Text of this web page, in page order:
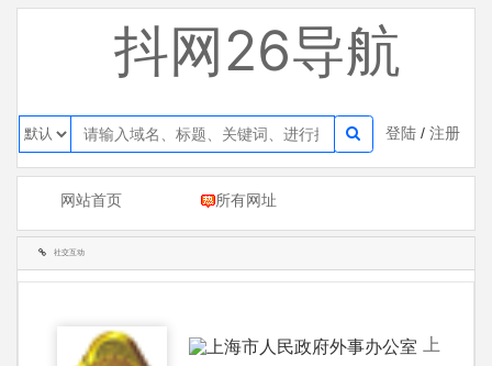
抖网26导航
登陆 /注册
网站首页 所有网址
社交互动
上